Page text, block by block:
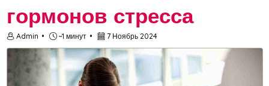
гормонов стресса
Admin ~1 минут 7 Ноябрь 2024